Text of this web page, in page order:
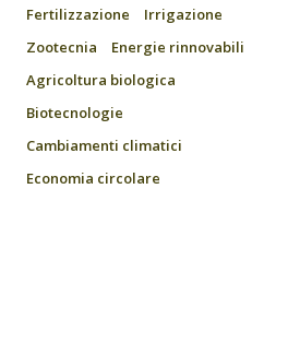
Fertilizzazione
Irrigazione
Zootecnia
Energie rinnovabili
Agricoltura biologica
Biotecnologie
Cambiamenti climatici
Economia circolare